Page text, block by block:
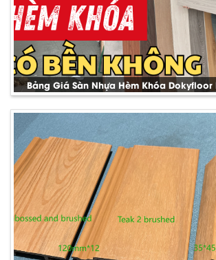
Bảng Giá Sàn Nhựa Hèm Khóa